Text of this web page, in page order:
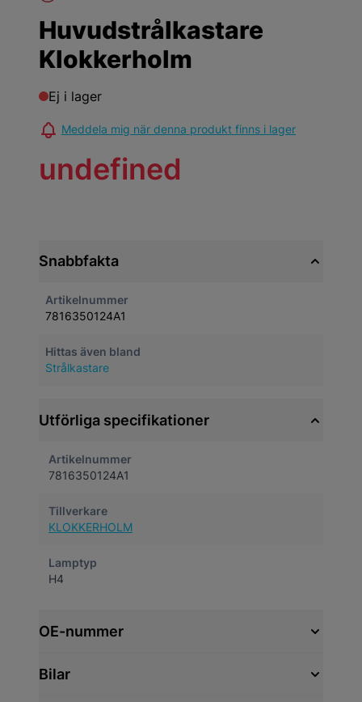
Huvudstrålkastare
Klokkerholm
Ej i lager
Meddela mig när denna produkt finns i lager
undefined
Snabbfakta
Artikelnummer
7816350124A1
Hittas även bland
Strålkastare
Utförliga specifikationer
Artikelnummer
7816350124A1
Tillverkare
KLOKKERHOLM
Lamptyp
H4
OE-nummer
Bilar